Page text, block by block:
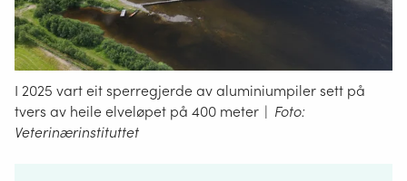
I 2025 vart eit sperregjerde av aluminiumpiler sett på
tvers av heile elveløpet på 400 meter | Foto:
Veterinærinstituttet